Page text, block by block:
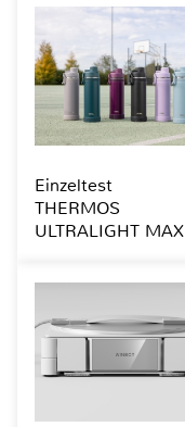
Einzeltest
THERMOS
ULTRALIGHT MAX